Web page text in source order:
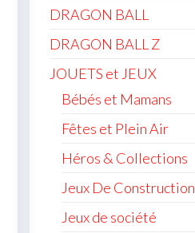
DRAGON BALL
DRAGON BALL Z
JOUETS et JEUX
Bébés et Mamans
Fêtes et Plein Air
Héros & Collections
Jeux De Construction
Jeux de société